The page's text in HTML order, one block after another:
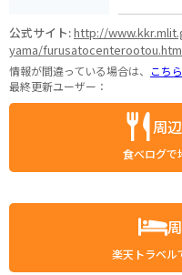
公式サイト:http://
yama/
情報が間違っている場合は、 こちら
最終更新ユーザー：
周
食べログで
楽天トラベル